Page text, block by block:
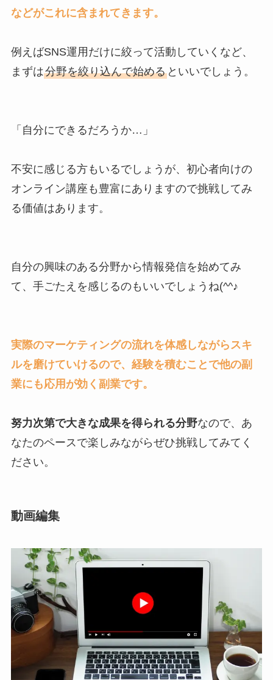
などがこれに含まれてきます。
例えばSNS運用だけに絞って活動していくなど、
まずは分野を絞り込んで始めるといいでしょう。
「自分にできるだろうか…」
不安に感じる方もいるでしょうが、初心者向けの
オンライン講座も豊富にありますので挑戦してみ
る価値はあります。
自分の興味のある分野から情報発信を始めてみ
て、手ごたえを感じるのもいいでしょうね(^^♪
実際のマーケティングの流れを体感しながらスキ
ルを磨けていけるので、経験を積むことで他の副
業にも応用が効く副業です。
努力次第で大きな成果を得られる分野なので、あ
なたのペースで楽しみながらぜひ挑戦してみてく
ださい。
動画編集